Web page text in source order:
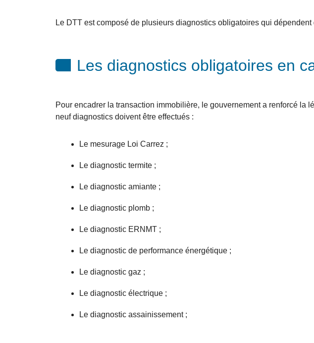
Le DTT est composé de plusieurs diagnostics obligatoires qui
Les diagnostics obligatoires en
Pour encadrer la transaction immobilière, le gouvernement a renforcé la
neuf diagnostics doivent être effectués :
Le mesurage Loi Carrez ;
Le diagnostic termite ;
Le diagnostic amiante ;
Le diagnostic plomb ;
Le diagnostic ERNMT ;
Le diagnostic de performance énergétique ;
Le diagnostic gaz ;
Le diagnostic électrique ;
Le diagnostic assainissement ;